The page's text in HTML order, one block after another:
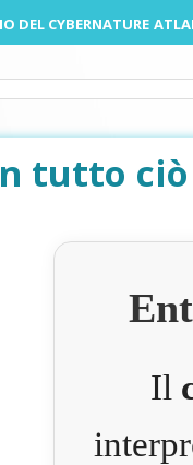
DEL CYBERNATURE
tutto
Il